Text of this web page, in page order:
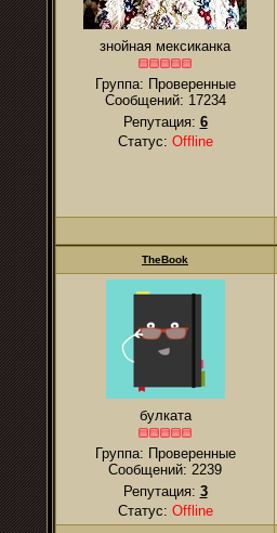
знойная мексиканка
Группа: Проверенные
Сообщений: 17234
Репутация: 6
Статус: Offline
TheBook
булката
Группа: Проверенные
Сообщений: 2239
Репутация: 3
Статус: Offline